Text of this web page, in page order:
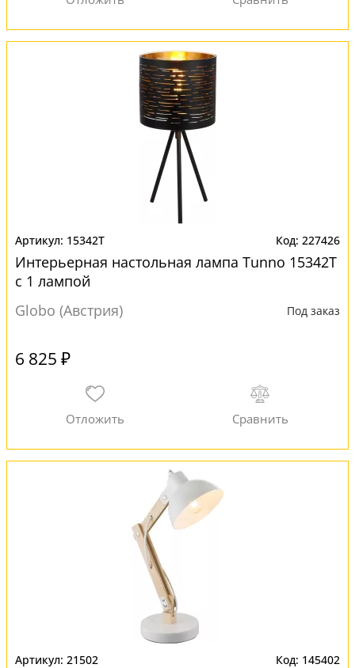
15342T 227426
Интерьерная настольная лампа Tunno 15342T
с 1 лампой
Globo (Австрия)
Под заказ
6 825 ₽
21502 145402